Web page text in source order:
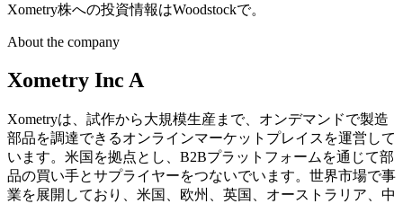
Xometry株への投資情報はWoodstockで。
About the company
Xometry Inc A
Xometryは、試作から大規模生産まで、オンデマンドで製造
部品を調達できるオンラインマーケットプレイスを運営して
います。米国を拠点とし、B2Bプラットフォームを通じて部
品の買い手とサプライヤーをつないでいます。世界市場で事
業を展開しており、米国、欧州、英国、オーストラリア、中